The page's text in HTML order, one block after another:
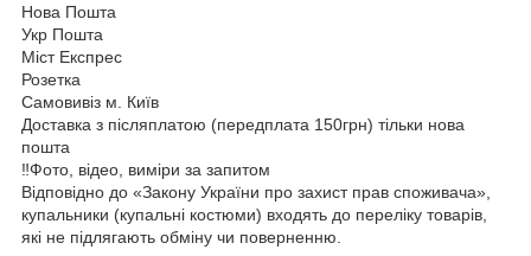
Нова Пошта
Укр Пошта
Міст Експрес
Розетка
Самовивіз м. Київ
Доставка з післяплатою (передплата 150грн) тільки нова
пошта
‼️Фото, відео, виміри за запитом
Відповідно до «Закону України про захист прав споживача»,
купальники (купальні костюми) входять до переліку товарів,
які не підлягають обміну чи поверненню.